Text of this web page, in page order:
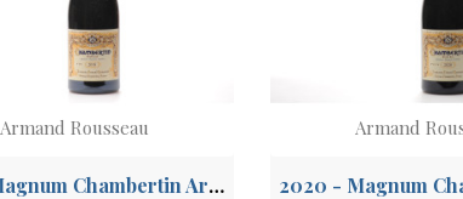
Armand Rousseau
2018 - Magnum Chambertin Armand Rousseau GC
Armand